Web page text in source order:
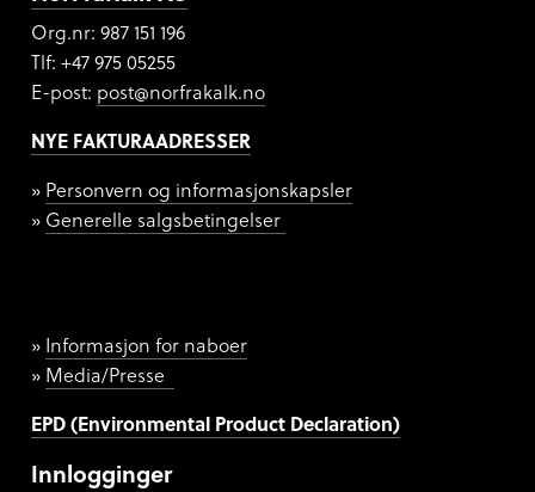
Org.nr: 987 151 196
Tlf: +47 975 05255
E-post: post@norfrakalk.no
NYE FAKTURAADRESSER
Personvern og informasjonskapsler
Generelle salgsbetingelser
Informasjon for naboer
Media/Presse
EPD (Environmental Product Declaration)
Innlogginger